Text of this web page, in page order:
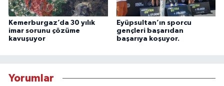
Kemerburgaz’da 30 yılık
imar sorunu çözüme
kavuşuyor
Eyüpsultan’ın sporcu
gençleri başarıdan
başarıya koşuyor.
Yorumlar